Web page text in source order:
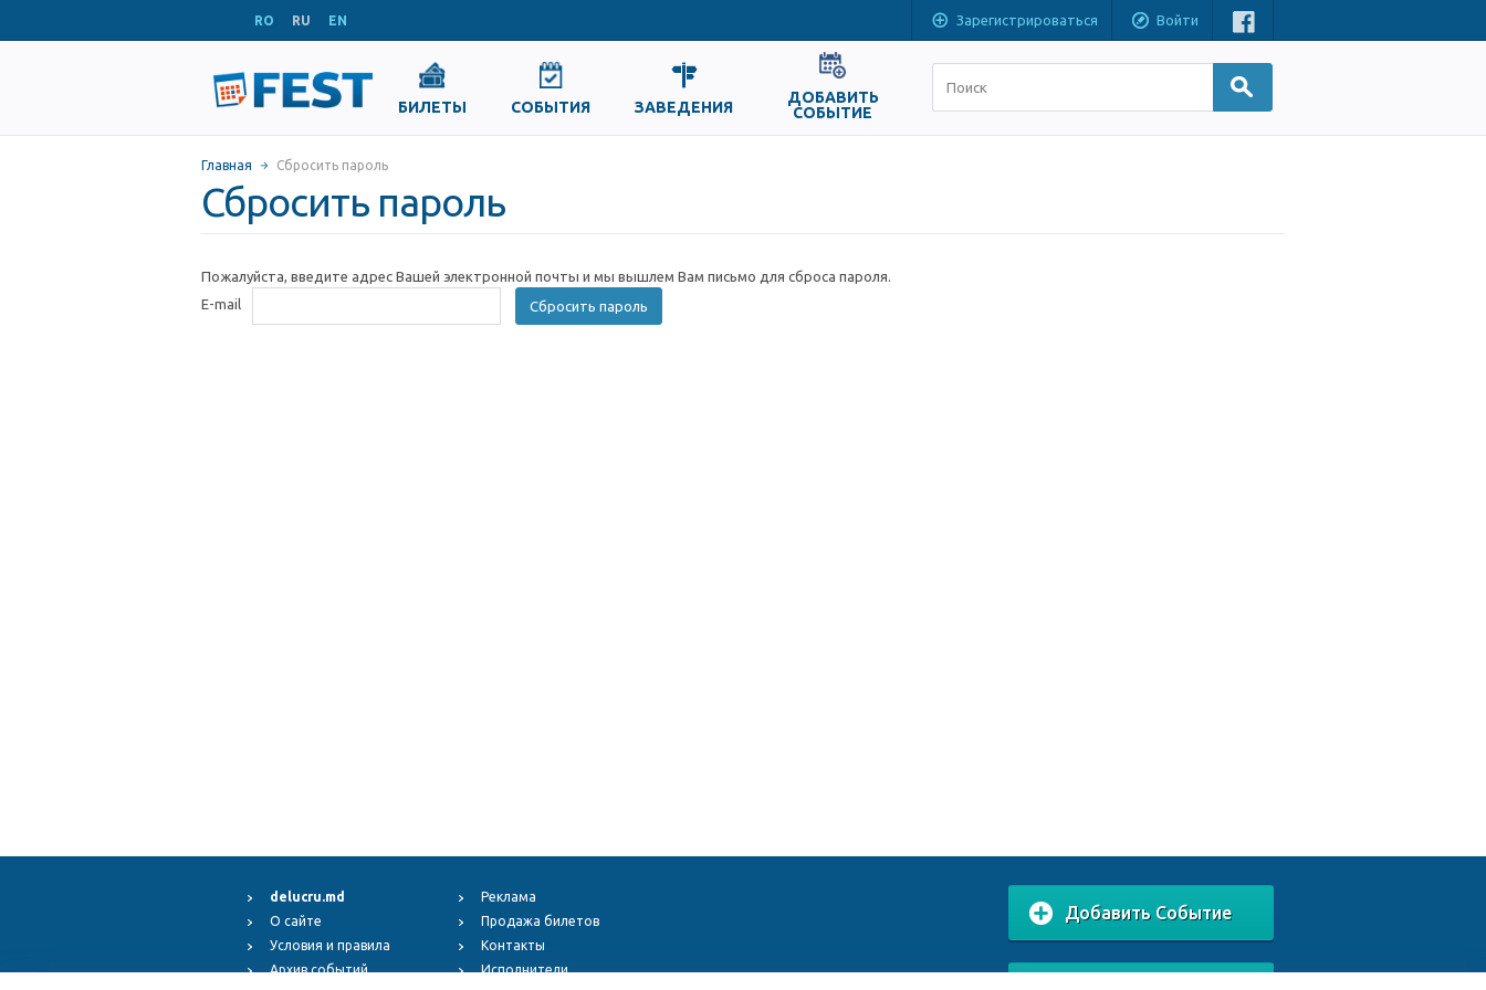
RO RU EN Зарегистрироваться Войти
БИЛЕТЫ СОБЫТИЯ ЗАВЕДЕНИЯ
ДОБАВИТЬ
СОБЫТИЕ
Главная Сбросить пароль
Сбросить пароль
Пожалуйста, введите адрес Вашей электронной почты и мы вышлем Вам письмо для сброса пароля.
E-mail
Сбросить пароль
delucru.md
О сайте
Условия и правила
Архив событий
Реклама
Продажа билетов
Контакты
Исполнители
Добавить Событие